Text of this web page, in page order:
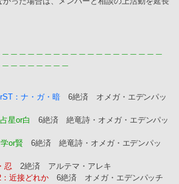
：ナ・ガ・暗 6絶済　オメガ・エデンパッ
星or白
6絶済　絶竜詩・オメガ・エデンパッ
or賢 6絶済　絶竜詩・オメガ・エデンパッ
忍 2絶済　アルテマ・アレキ
：近接どれか 6絶済　オメガ・エデンパッチ